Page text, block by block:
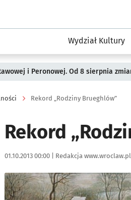
Wydział Kultury
i Peronowej. Od 8 sierpnia
Rekord „Rodziny Brueghlów”
Rekord
Data publikacji:
01.10.2013 00:00 | Autor:
Redakcja www.wroclaw.pl
Kliknij, aby powiększyć